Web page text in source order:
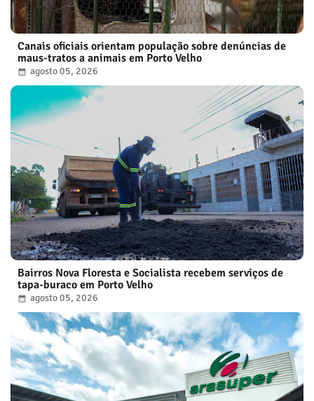
Canais oficiais orientam população sobre denúncias de
maus-tratos a animais em Porto Velho
agosto 05, 2026
Bairros Nova Floresta e Socialista recebem serviços de
tapa-buraco em Porto Velho
agosto 05, 2026